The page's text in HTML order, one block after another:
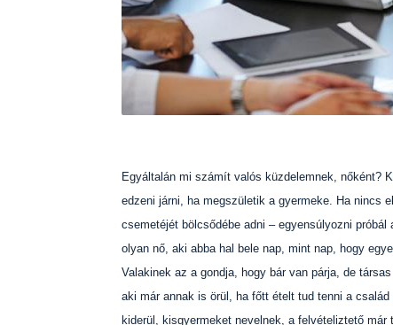
Egyáltalán mi számít valós küzdelemnek, nőként?
edzeni járni, ha megszületik a gyermeke. Ha nincs
csemetéjét bölcsődébe adni – egyensúlyozni
olyan nő, aki abba hal bele nap, mint nap, hogy
Valakinek az a gondja, hogy bár van párja, de
aki már annak is örül, ha főtt ételt tud tenni a
kiderül, kisgyermeket nevelnek, a felvételiztető